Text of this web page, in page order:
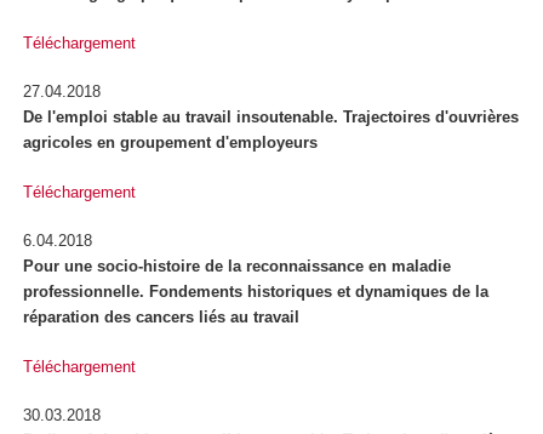
Téléchargement
27.04.2018
De l'emploi stable au travail insoutenable. Trajectoires d'ouvrières
agricoles en groupement d'employeurs
Téléchargement
6.04.2018
Pour une socio-histoire de la reconnaissance en maladie
professionnelle. Fondements historiques et dynamiques de la
réparation des cancers liés au travail
Téléchargement
30.03.2018